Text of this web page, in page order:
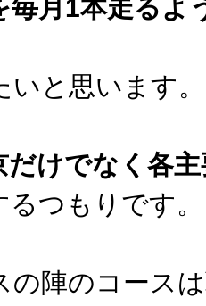
毎月1本走るよ
と思います。
だけでなく各
つもりです。
の陣のコース